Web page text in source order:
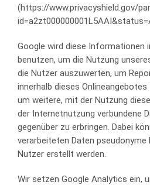
(https://www.privacyshield.gov/
Google wird diese Informationen
benutzen, um die Nutzung
die Nutzer auszuwerten, um
innerhalb dieses
um weitere, mit der Nutzung
der Internetnutzung verbundene
gegenüber zu erbringen. Dabei
verarbeiteten Daten
Nutzer erstellt werden.
Wir setzen Google Analytics ein,